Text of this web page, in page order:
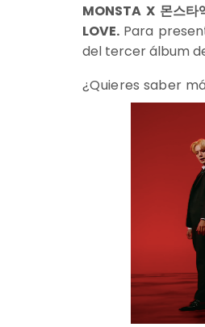
MONSTA X 몬스타
LOVE. Para
del tercer álbum
¿Quieres saber